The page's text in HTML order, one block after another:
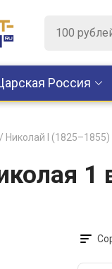
Россия
/ Николай I (1825–1855)
1